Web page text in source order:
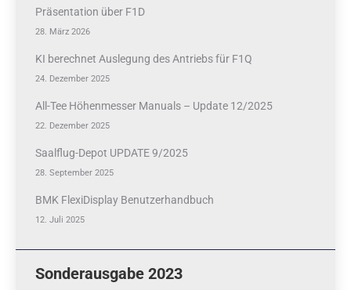
Präsentation über F1D
28. März 2026
KI berechnet Auslegung des Antriebs für F1Q
24. Dezember 2025
All-Tee Höhenmesser Manuals – Update 12/2025
22. Dezember 2025
Saalflug-Depot UPDATE 9/2025
28. September 2025
BMK FlexiDisplay Benutzerhandbuch
12. Juli 2025
Sonderausgabe 2023